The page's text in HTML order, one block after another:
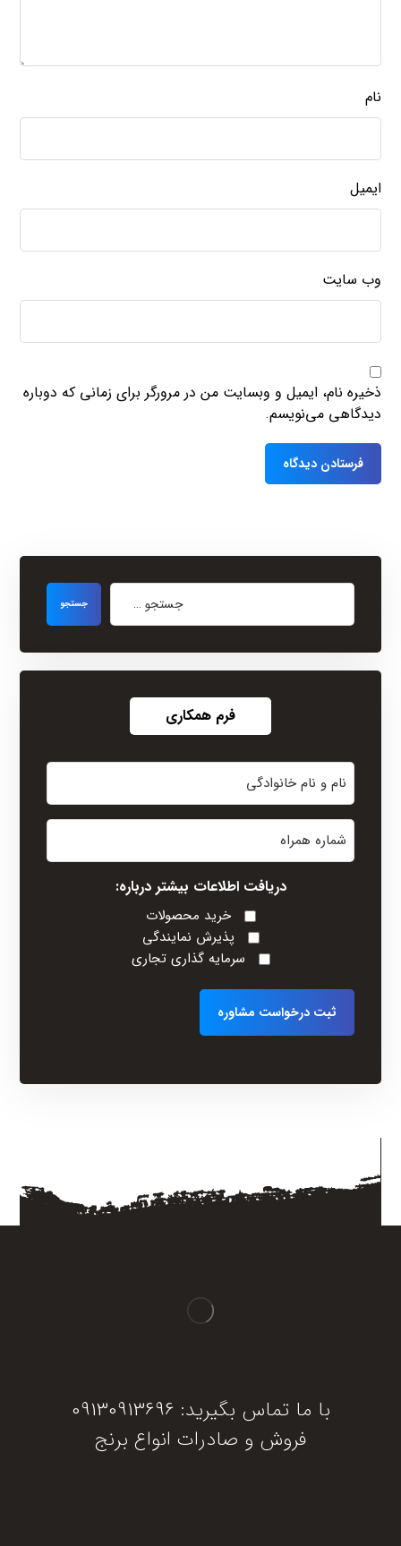
نام
ایمیل
وب‌ سایت
ذخیره نام، ایمیل و وبسایت من در مرورگر برای زمانی که دوباره
دیدگاهی می‌نویسم.
فرم همکاری
نام
(Required)
دریافت اطلاعات بیشتر درباره:
خرید محصولات
پذیرش نمایندگی
سرمایه گذاری تجاری
با ما تماس بگیرید: 09130913696
فروش و صادرات انواع برنج